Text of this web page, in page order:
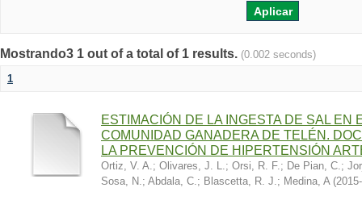
Mostrando3 1 out of a total of 1 results. (0.002 seconds)
1
ESTIMACIÓN DE LA INGESTA DE SAL EN
COMUNIDAD GANADERA DE TELÉN.
LA PREVENCIÓN DE HIPERTENSIÓN
Ortiz, V. A.; Olivares, J. L.; Orsi, R. F.; De Pian, C.;
Sosa, N.; Abdala, C.; Blascetta, R. J.; Medina, A (